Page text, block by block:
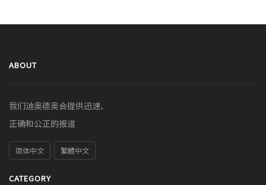
ABOUT
我们迪奥德奥会提供迅速、
正确和公正的报道
简体中文 繁體中文
CATEGORY